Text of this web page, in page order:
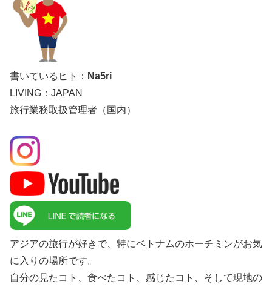
書いているヒト： Na5ri
LIVING：JAPAN
旅行業務取扱管理者（国内）
アジアの旅行が好きで、特にベトナムのホーチミンがお気
に入りの場所です。
自分の見たコト、食べたコト、感じたコト、そして現地の